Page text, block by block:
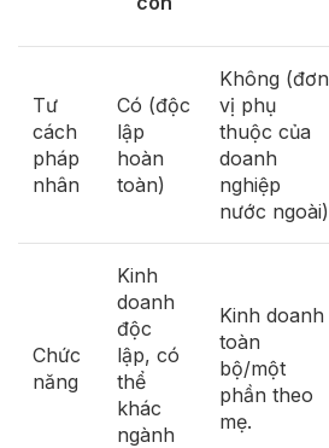
Tư
cách
pháp
nhân
Có (độc
lập
hoàn
toàn)
Không (đơn
vị phụ
thuộc của
doanh
nghiệp
nước ngoài)
Chức
năng
Kinh
doanh
độc
lập, có
thể
khác
ngành
Kinh doanh
toàn
bộ/một
phần theo
mẹ.